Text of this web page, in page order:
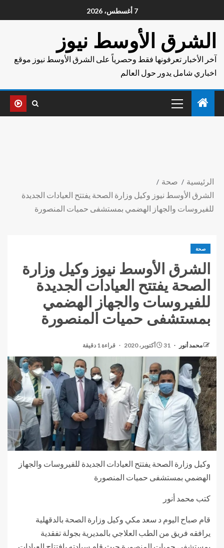
7 أغسطس، 2026
الشرق الأوسط نيوز
آخر الأخبار تعرفونها فقط وحصرياً على الشرق الأوسط نيوز موقع
اخباري شامل يدور حول العالم
الرئيسية
صحة
الشرق الأوسط نيوز وكيل وزارة الصحة يفتتح العيادات الجديدة
للفيروسات والجهاز الهضمي بمستشفى حميات المنصورة
صحة
الشرق الأوسط نيوز وكيل وزارة
الصحة يفتتح العيادات الجديدة
للفيروسات والجهاز الهضمي
بمستشفى حميات المنصورة
محمد أنور 31 أكتوبر، 2020 قراءة 1 دقيقة
وكيل وزارة الصحة يفتتح العيادات الجديدة للفيروسات والجهاز
الهضمي بمستشفى حميات المنصورة
كتب محمد أنور
قام صباح اليوم د سعد مكي وكيل وزارة الصحة بالدقهلية
يرافقه فريق من الطب العلاجي بالمديرية بجولة تفقدية